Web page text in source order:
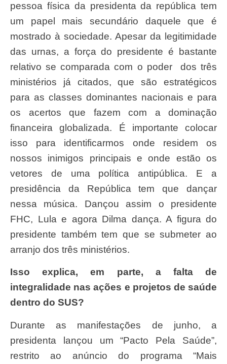
pessoa física da presidenta da república tem
um papel mais secundário daquele que é
mostrado à sociedade. Apesar da legitimidade
das urnas, a força do presidente é bastante
relativo se comparada com o poder dos três
ministérios já citados, que são estratégicos
para as classes dominantes nacionais e para
os acertos que fazem com a dominação
financeira globalizada. É importante colocar
isso para identificarmos onde residem os
nossos inimigos principais e onde estão os
vetores de uma política antipública. E a
presidência da República tem que dançar
nessa música. Dançou assim o presidente
FHC, Lula e agora Dilma dança. A figura do
presidente também tem que se submeter ao
arranjo dos três ministérios.
Isso explica, em parte, a falta de
integralidade nas ações e projetos de saúde
dentro do SUS?
Durante as manifestações de junho, a
presidenta lançou um “Pacto Pela Saúde”,
restrito ao anúncio do programa “Mais